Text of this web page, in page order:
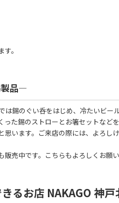
。
品―
は錫のぐい呑をはじめ、冷たいビ
った錫のストローとお箸セットなど
思います。ご来店の際には、よろし
販売中です。こちらもよろしくお願い
るお店 NAKAGO 神